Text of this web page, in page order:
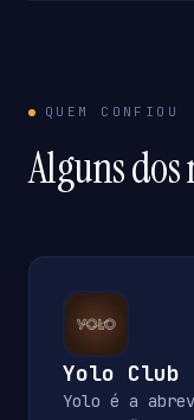
QUEM CONFIOU
Alguns dos
Yolo Club
Yolo é a